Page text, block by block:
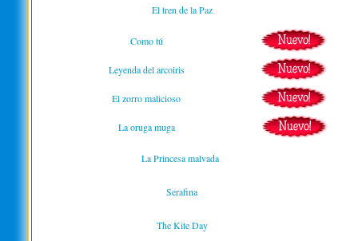
El tren de la Paz
Como tú
Leyenda del arcoiris
El zorro malicioso
La oruga muga
La Princesa malvada
Serafina
The Kite Day